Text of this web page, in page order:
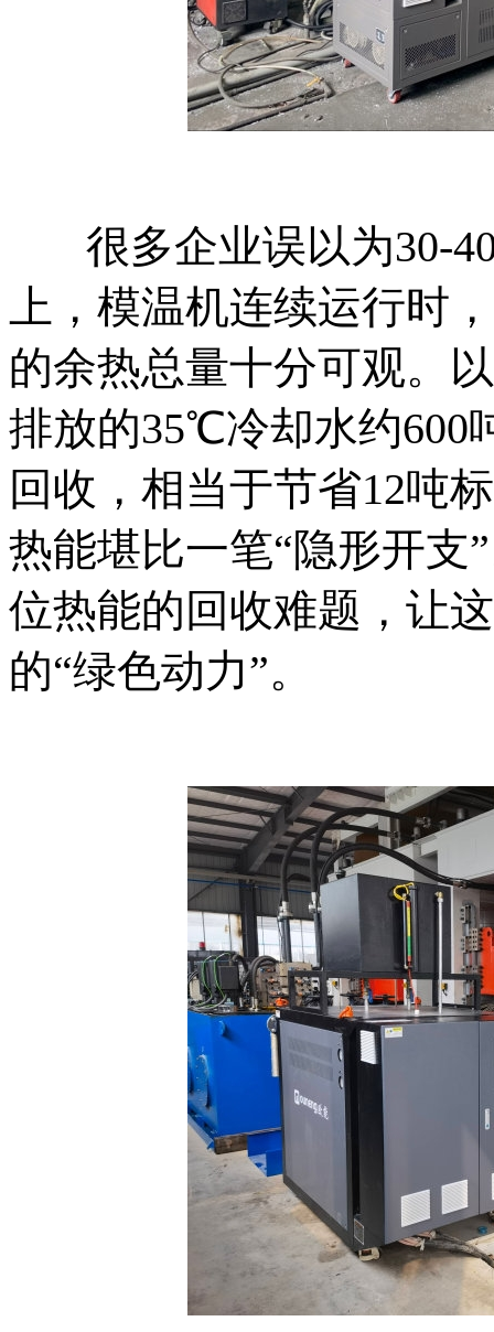
很多企业误以为30-
上，模温机连续运行时
的余热总量十分可观。
排放的35℃冷却水约600
回收，相当于节省12吨
热能堪比一笔“隐形开支
位热能的回收难题，让
的“绿色动力”。